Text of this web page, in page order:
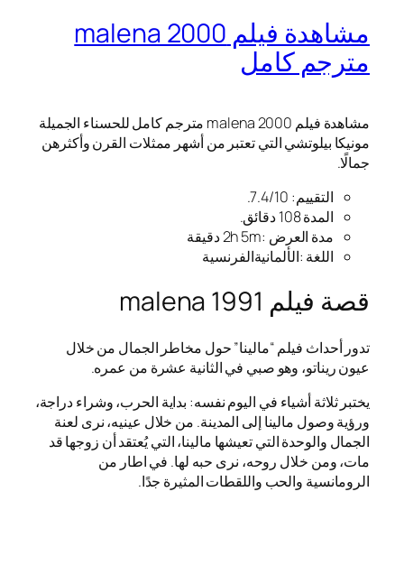
مشاهدة فيلم malena 2000
مترجم كامل
مشاهدة فيلم malena 2000 مترجم كامل للحسناء الجميلة
مونيكا بيلوتشي التي تعتبر من أشهر ممثلات القرن وأكثرهن
جمالًا.
التقييم: 7.4/10.
المدة 108 دقائق.
مدة العرض :2h 5m دقيقة
اللغة :الألمانيةالفرنسية
قصة فيلم malena 1991
تدور أحداث فيلم “مالينا” حول مخاطر الجمال من خلال
عيون ريناتو، وهو صبي في الثانية عشرة من عمره.
يختبر ثلاثة أشياء في اليوم نفسه: بداية الحرب، وشراء دراجة،
ورؤية وصول مالينا إلى المدينة. من خلال عينيه، نرى لعنة
الجمال والوحدة التي تعيشها مالينا، التي يُعتقد أن زوجها قد
مات، ومن خلال روحه، نرى حبه لها. في اطار من
الرومانسية والحب واللقطات المثيرة جدًا.